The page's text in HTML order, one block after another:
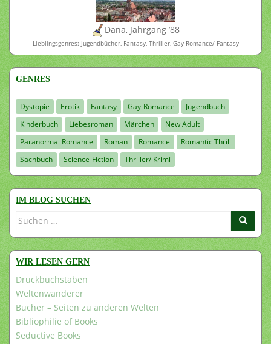
Dana, Jahrgang ’88
Lieblingsgenres: Jugendbücher, Fantasy, Thriller, Gay-Romance/-Fantasy
GENRES
Dystopie Erotik Fantasy Gay-Romance
Jugendbuch
Kinderbuch
Liebesroman Märchen
New Adult
Paranormal Romance
Roman Romance
Romantic Thrill
Sachbuch
Science-Fiction Thriller/ Krimi
IM BLOG SUCHEN
Suchen
WIR LESEN GERN
Druckbuchstaben
Weltenwanderer
Bücher – Seiten zu anderen Welten
Bibliophilie of Books
Seductive Books